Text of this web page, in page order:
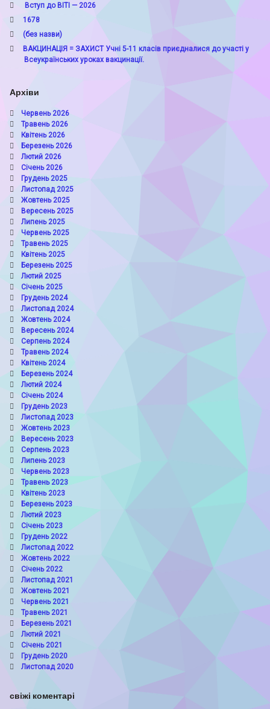
Вступ до ВІТІ — 2026
1678
(без назви)
ВАКЦИНАЦІЯ = ЗАХИСТ Учні 5-11 класів приєдналися до участі у
Всеукраїнських уроках вакцинації.
Архіви
Червень 2026
Травень 2026
Квітень 2026
Березень 2026
Лютий 2026
Січень 2026
Грудень 2025
Листопад 2025
Жовтень 2025
Вересень 2025
Липень 2025
Червень 2025
Травень 2025
Квітень 2025
Березень 2025
Лютий 2025
Січень 2025
Грудень 2024
Листопад 2024
Жовтень 2024
Вересень 2024
Серпень 2024
Травень 2024
Квітень 2024
Березень 2024
Лютий 2024
Січень 2024
Грудень 2023
Листопад 2023
Жовтень 2023
Вересень 2023
Серпень 2023
Липень 2023
Червень 2023
Травень 2023
Квітень 2023
Березень 2023
Лютий 2023
Січень 2023
Грудень 2022
Листопад 2022
Жовтень 2022
Січень 2022
Листопад 2021
Жовтень 2021
Червень 2021
Травень 2021
Березень 2021
Лютий 2021
Січень 2021
Грудень 2020
Листопад 2020
свіжі коментарі